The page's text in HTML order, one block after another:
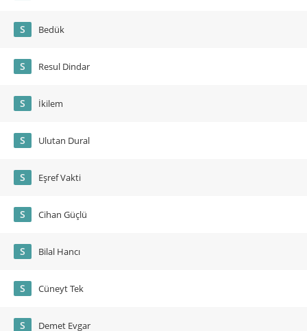
S Bedük
S Resul Dindar
S İkilem
S Ulutan Dural
S Eşref Vakti
S Cihan Güçlü
S Bilal Hancı
S Cüneyt Tek
S Demet Evgar